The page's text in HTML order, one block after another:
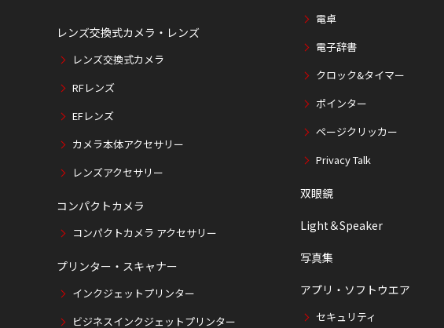
レンズ交換式カメラ・レンズ
レンズ交換式カメラ
RFレンズ
EFレンズ
カメラ本体アクセサリー
レンズアクセサリー
コンパクトカメラ
コンパクトカメラ アクセサリー
プリンター・スキャナー
インクジェットプリンター
ビジネスインクジェットプリンター
電卓
電子辞書
クロック&タイマー
ポインター
ページクリッカー
Privacy Talk
双眼鏡
Light＆Speaker
写真集
アプリ・ソフトウエア
セキュリティ